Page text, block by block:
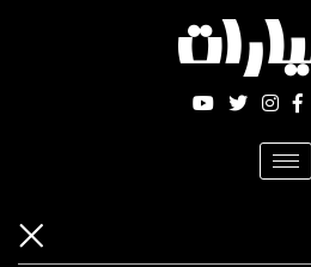
Toggle
navigation